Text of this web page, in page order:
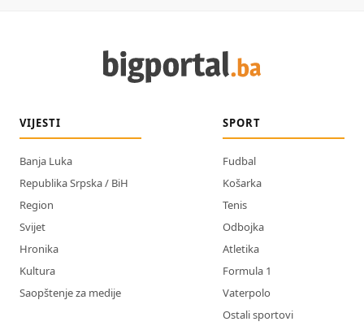
VIJESTI
Banja Luka
Republika Srpska / BiH
Region
Svijet
Hronika
Kultura
Saopštenje za medije
SPORT
Fudbal
Košarka
Tenis
Odbojka
Atletika
Formula 1
Vaterpolo
Ostali sportovi